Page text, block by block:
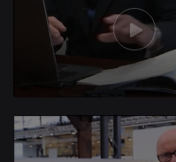
539654